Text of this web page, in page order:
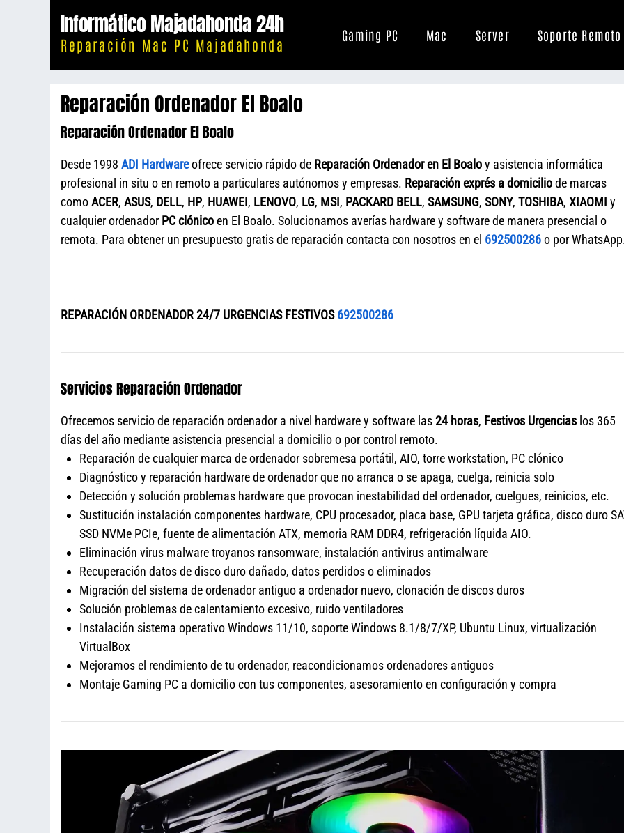
Informático Majadahonda 24h
Reparación Mac PC Majadahonda
Gaming PC Mac Server Soporte Remoto
Reparación Ordenador El Boalo
Reparación Ordenador El Boalo
Desde 1998 ADI Hardwareofrece servicio rápido de Reparación Ordenador en El Boaloy asistencia informática
profesional in situ o en remoto a particulares autónomos y empresas. Reparación exprés a domiciliode marcas
comoACER, ASUS, DELL, HP, HUAWEI, LENOVO, LG, MSI, PACKARD BELL, SAMSUNG, SONY, TOSHIBA, XIAOMI y
cualquier ordenador PC clónicoen El Boalo. Solucionamos averías hardware y software de manera presencial o
remota. Para obtener un presupuesto gratis de reparación contacta con nosotros en el 692500286o por
REPARACIÓN ORDENADOR 24/7 URGENCIAS FESTIVOS 692500286
Servicios Reparación Ordenador
Ofrecemos servicio de reparación ordenador a nivel hardware y software las24 horas, Festivos Urgencias los 365
días del año mediante asistencia presencial a domicilio o por control remoto.
Reparación de cualquier marca de ordenador sobremesa portátil, AIO, torre workstation, PC clónico
Diagnóstico y reparación hardware de ordenador que no arranca o se apaga, cuelga, reinicia solo
Detección y solución problemas hardware que provocan inestabilidad del ordenador, cuelgues, reinicios, etc.
Sustitución instalación componentes hardware, CPU procesador, placa base, GPU tarjeta gráfica, disco duro
SSD NVMe PCIe, fuente de alimentación ATX, memoria RAM DDR4, refrigeración líquida AIO.
Eliminación virus malware troyanos ransomware, instalación antivirus antimalware
Recuperación datos de disco duro dañado, datos perdidos o eliminados
Migración del sistema de ordenador antiguo a ordenador nuevo, clonación de discos duros
Solución problemas de calentamiento excesivo, ruido ventiladores
Instalación sistema operativo Windows 11/10, soporte Windows 8.1/8/7/XP, Ubuntu Linux, virtualización
VirtualBox
Mejoramos el rendimiento de tu ordenador, reacondicionamos ordenadores antiguos
Montaje Gaming PC a domicilio con tus componentes, asesoramiento en configuración y compra